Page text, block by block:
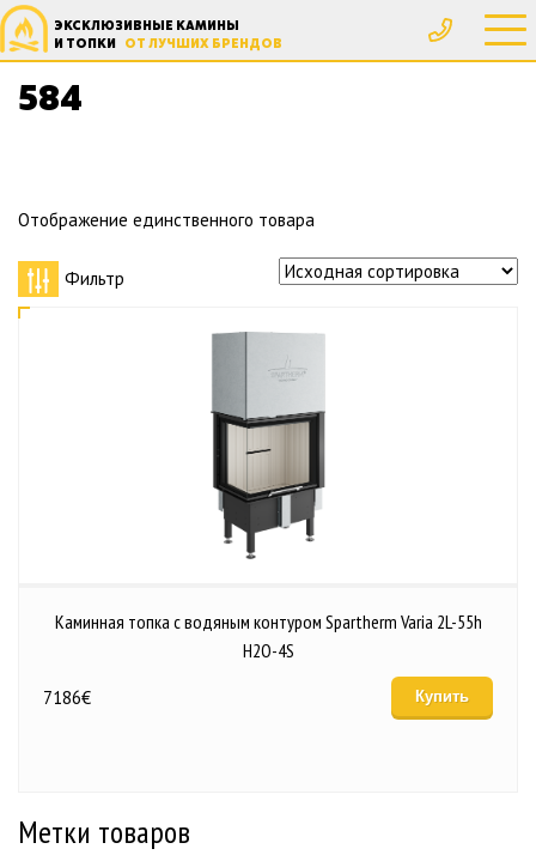
ЭКСКЛЮЗИВНЫЕ КАМИНЫ
И ТОПКИ ОТ ЛУЧШИХ БРЕНДОВ
584
Главная Товар Ширина, мм
Отображение единственного товара
Фильтр
Каминная топка с водяным контуром Spartherm Varia 2L-55h
H2O-4S
7186€ Купить
Метки товаров